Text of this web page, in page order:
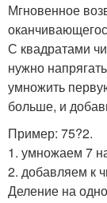
Мгновенное
С квадратами
нужно
умножить
больше, и
Пример: 75?2.
1. умножаем 7
2. добавляем к
Деление на